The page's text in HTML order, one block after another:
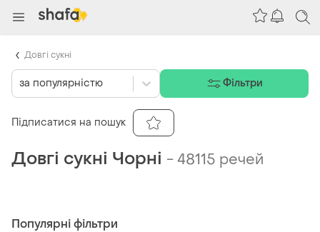
Довгі сукні Чорні -48115 речей
Популярні фільтри
за популярністю Фільтри
Підписатися на пошук
Довгі сукні